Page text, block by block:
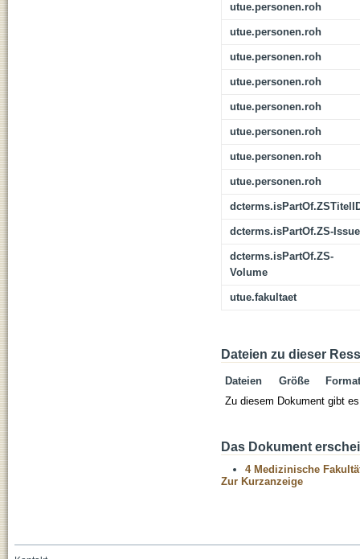
utue.personen.roh
utue.personen.roh
utue.personen.roh
utue.personen.roh
utue.personen.roh
utue.personen.roh
utue.personen.roh
utue.personen.roh
dcterms.isPartOf.ZS-Issue
dcterms.isPartOf.ZS-
Volume
utue.fakultaet
Dateien zu dieser
Dateien Größe
Format
Zu diesem Dokument gibt
Das Dokument
4 Medizinische
Zur Kurzanzeige